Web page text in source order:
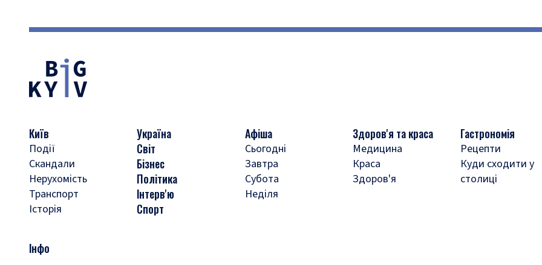
Київ
Події
Скандали
Нерухомість
Транспорт
Історія
Україна
Світ
Бізнес
Політика
Інтерв'ю
Спорт
Афіша
Сьогодні
Завтра
Субота
Неділя
Здоров'я та краса
Медицина
Краса
Здоров'я
Гастрономія
Рецепти
Куди сходити у
столиці
Інфо